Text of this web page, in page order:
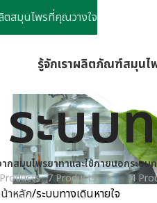
รู้จักเราผลิตภัณฑ์สมุนไ
ระบบ
กสมุนไพร
Products
ยาทาและใช้ภายนอก
7 Products
ระบบ
4
าหลัก ระบบทางเดินหายใจ
สมุนไพรที่คุณวางใจ